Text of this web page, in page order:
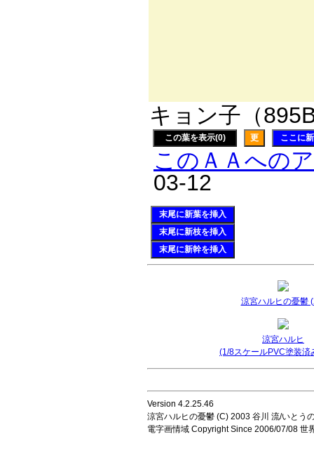
キョン子（
この葉を表示(0) 更 ここに
このＡＡへの
03-12
末尾に新葉を挿入
末尾に新枝を挿入
末尾に新幹を挿入
涼宮ハルヒの憂鬱
涼宮ハルヒ
(1/8スケールPVC塗装済
Version 4.2.25.46
涼宮ハルヒの憂鬱 (C) 2003 谷川 流/いとう
電字画情域 Copyright Since 2006/07/08 世